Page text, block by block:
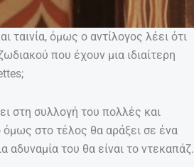
ταινία, όμως ο αντίλογος λέει ότι
που έχουν μια ιδιαίτερη
στη συλλογή του πολλές και
όμως στο τέλος θα αράξει σε ένα
αδυναμία του θα είναι το ντεκαπάζ.